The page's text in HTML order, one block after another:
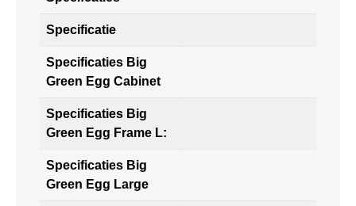
Specificatie
Specificaties Big
Green Egg Cabinet
Specificaties Big
Green Egg Frame L:
Specificaties Big
Green Egg Large